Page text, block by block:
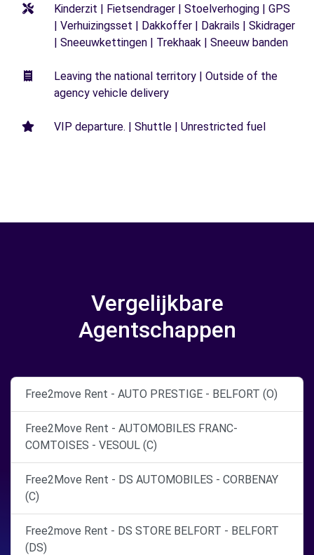
Kinderzit | Fietsendrager | Stoelverhoging | GPS
| Verhuizingsset | Dakkoffer | Dakrails | Skidrager
| Sneeuwkettingen | Trekhaak | Sneeuw banden
Leaving the national territory | Outside of the
agency vehicle delivery
VIP departure. | Shuttle | Unrestricted fuel
Vergelijkbare
Agentschappen
Free2move Rent - AUTO PRESTIGE - BELFORT (O)
Free2Move Rent - AUTOMOBILES FRANC-
COMTOISES - VESOUL (C)
Free2Move Rent - DS AUTOMOBILES - CORBENAY
(C)
Free2move Rent - DS STORE BELFORT - BELFORT
(DS)